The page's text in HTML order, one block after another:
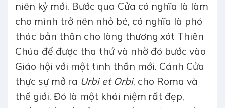
niên kỷ mới. Bước qua Cửa có nghĩa là làm
cho mình trở nên nhỏ bé, có nghĩa là phó
thác bản thân cho lòng thương xót Thiên
Chúa để được tha thứ và nhờ đó bước vào
Giáo hội với một tinh thần mới. Cánh Cửa
thực sự mở ra Urbi et Orbi, cho Roma và
thế giới. Đó là một khái niệm rất đẹp,